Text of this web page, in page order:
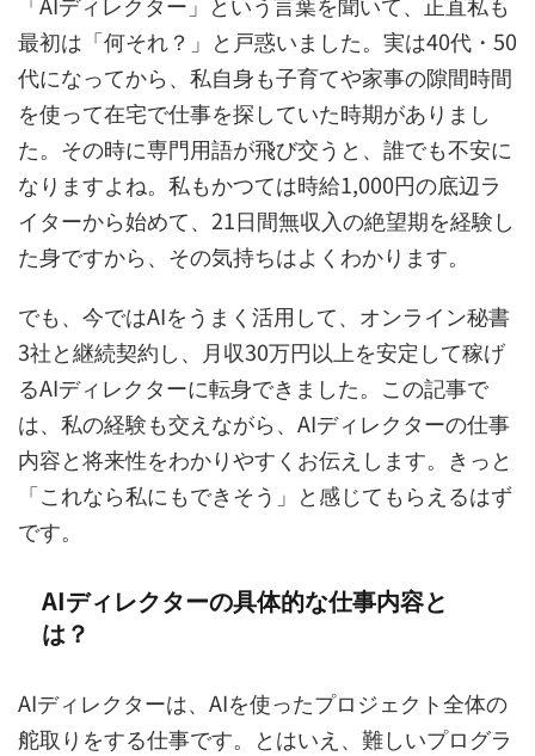
最初は「何それ？」と戸惑いました。実は40代・50
代になってから、私自身も子育てや家事の隙間時間
を使って在宅で仕事を探していた時期がありまし
た。その時に専門用語が飛び交うと、誰でも不安に
なりますよね。私もかつては時給1,000円の底辺ラ
イターから始めて、21日間無収入の絶望期を経験し
た身ですから、その気持ちはよくわかります。
でも、今ではAIをうまく活用して、オンライン秘書
3社と継続契約し、月収30万円以上を安定して稼げ
るAIディレクターに転身できました。この記事で
は、私の経験も交えながら、AIディレクターの仕事
内容と将来性をわかりやすくお伝えします。きっと
「これなら私にもできそう」と感じてもらえるはず
です。
AIディレクターの具体的な仕事内容と
は？
AIディレクターは、AIを使ったプロジェクト全体の
舵取りをする仕事です。とはいえ、難しいプログラ